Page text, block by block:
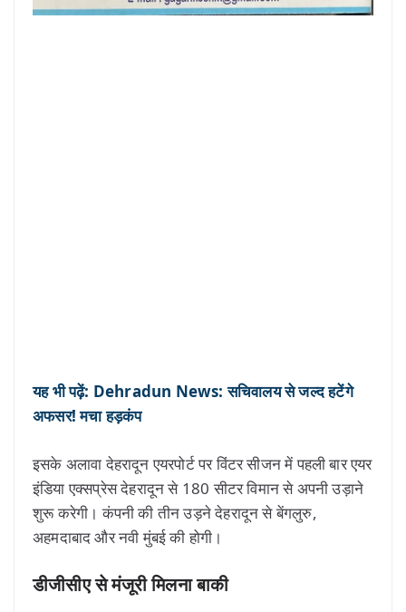
यह भी पढ़ें: Dehradun News: सचिवालय से जल्द हटेंगे
अफसर! मचा हड़कंप
इसके अलावा देहरादून एयरपोर्ट पर विंटर सीजन में पहली बार एयर
इंडिया एक्सप्रेस देहरादून से 180 सीटर विमान से अपनी उड़ाने
शुरू करेगी। कंपनी की तीन उड़ने देहरादून से बेंगलुरु,
अहमदाबाद और नवी मुंबई की होगी।
डीजीसीए से मंजूरी मिलना बाकी